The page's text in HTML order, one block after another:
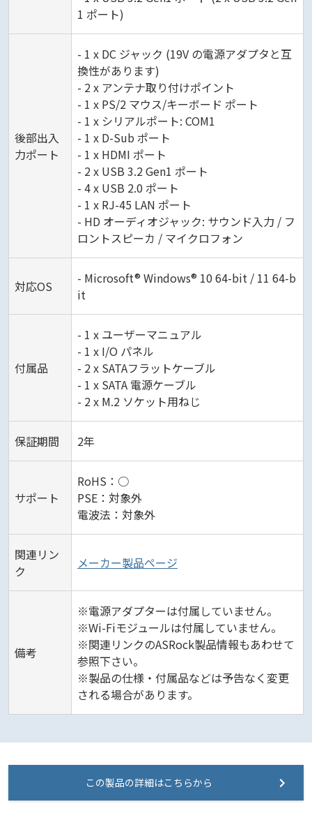
1 ポート)
後部出入
力ポート
- 1 x DC ジャック (19V の電源アダプタと互
換性があります)
- 2 x アンテナ取り付けポイント
- 1 x PS/2 マウス/キーボード ポート
- 1 x シリアルポート: COM1
- 1 x D-Sub ポート
- 1 x HDMI ポート
- 2 x USB 3.2 Gen1 ポート
- 4 x USB 2.0 ポート
- 1 x RJ-45 LAN ポート
- HD オーディオジャック: サウンド入力 / フ
ロントスピーカ / マイクロフォン
対応OS
- Microsoft® Windows® 10 64-bit / 11 64-b
it
付属品
- 1 x ユーザーマニュアル
- 1 x I/O パネル
- 2 x SATAフラットケーブル
- 1 x SATA 電源ケーブル
- 2 x M.2 ソケット用ねじ
保証期間 2年
サポート
RoHS：○
PSE：対象外
電波法：対象外
関連リン
ク
メーカー製品ページ
備考
※電源アダプターは付属していません。
※Wi-Fiモジュールは付属していません。
※関連リンクのASRock製品情報もあわせて
参照下さい。
※製品の仕様・付属品などは予告なく変更
される場合があります。
この製品の詳細はこちらから